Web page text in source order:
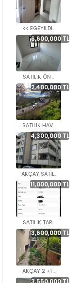
<< EGEYILDI..
6,600,000 TL
SATILIK ÖN ..
2,400,000 TL
SATILIK HAV..
4,300,000 TL
AKÇAY SATIL..
11,000,000 TL
SATILIK TAR..
3,600,000 TL
AKÇAY 2 +1 ..